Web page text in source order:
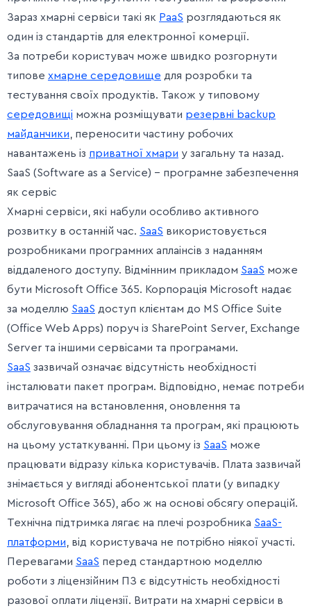
Зараз хмарні сервіси такі як PaaS розглядаються як
один із стандартів для електронної комерції.
За потреби користувач може швидко розгорнути
типове хмарне середовище для розробки та
тестування своїх продуктів. Також у типовому
середовищі можна розміщувати резервні backup
майданчики , переносити частину робочих
навантажень із приватної хмари у загальну та назад.
SaaS (Software as a Service) – програмне забезпечення
як сервіс
Хмарні сервіси, які набули особливо активного
розвитку в останній час. SaaS використовується
розробниками програмних аплаінсів з наданням
віддаленого доступу. Відмінним прикладом SaaS може
бути Microsoft Office 365. Корпорація Microsoft надає
за моделлю SaaS доступ клієнтам до MS Office Suite
(Office Web Apps) поруч із SharePoint Server, Exchange
Server та іншими сервісами та програмами.
SaaS зазвичай означає відсутність необхідності
інсталювати пакет програм. Відповідно, немає потреби
витрачатися на встановлення, оновлення та
обслуговування обладнання та програм, які працюють
на цьому устаткуванні. При цьому із SaaS може
працювати відразу кілька користувачів. Плата зазвичай
знімається у вигляді абонентської плати (у випадку
Microsoft Office 365), або ж на основі обсягу операцій.
Технічна підтримка лягає на плечі розробника SaaS-
платформи , від користувача не потрібно ніякої участі.
Перевагами SaaS перед стандартною моделлю
роботи з ліцензійним ПЗ є відсутність необхідності
разової оплати ліцензії. Витрати на хмарні сервіси в